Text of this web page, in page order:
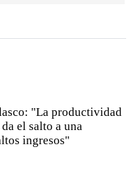
"La productividad
el salto a una
ingresos"